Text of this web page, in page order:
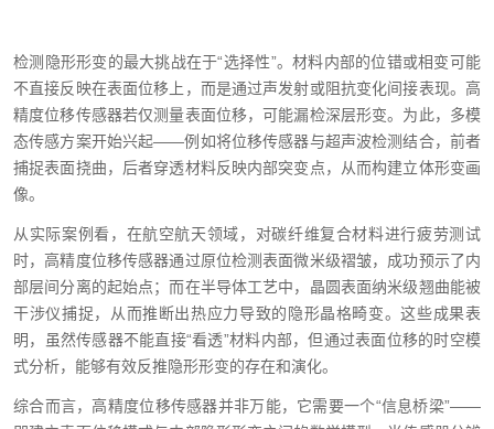
检测隐形形变的最大挑战在于“选择性”。材料内部的位错或相变可能
不直接反映在表面位移上，而是通过声发射或阻抗变化间接表现。高
精度位移传感器若仅测量表面位移，可能漏检深层形变。为此，多模
态传感方案开始兴起——例如将位移传感器与超声波检测结合，前者
捕捉表面挠曲，后者穿透材料反映内部突变点，从而构建立体形变画
像。
从实际案例看，在航空航天领域，对碳纤维复合材料进行疲劳测试
时，高精度位移传感器通过原位检测表面微米级褶皱，成功预示了内
部层间分离的起始点；而在半导体工艺中，晶圆表面纳米级翘曲能被
干涉仪捕捉，从而推断出热应力导致的隐形晶格畸变。这些成果表
明，虽然传感器不能直接“看透”材料内部，但通过表面位移的时空模
式分析，能够有效反推隐形形变的存在和演化。
综合而言，高精度位移传感器并非万能，它需要一个“信息桥梁”——